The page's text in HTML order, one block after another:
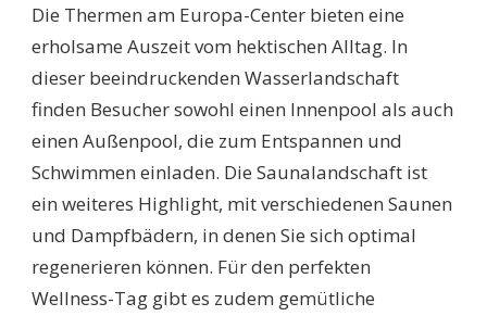
Die Thermen am Europa-Center bieten eine
erholsame Auszeit vom hektischen Alltag. In
dieser beeindruckenden Wasserlandschaft
finden Besucher sowohl einen Innenpool als auch
einen Außenpool, die zum Entspannen und
Schwimmen einladen. Die Saunalandschaft ist
ein weiteres Highlight, mit verschiedenen Saunen
und Dampfbädern, in denen Sie sich optimal
regenerieren können. Für den perfekten
Wellness-Tag gibt es zudem gemütliche